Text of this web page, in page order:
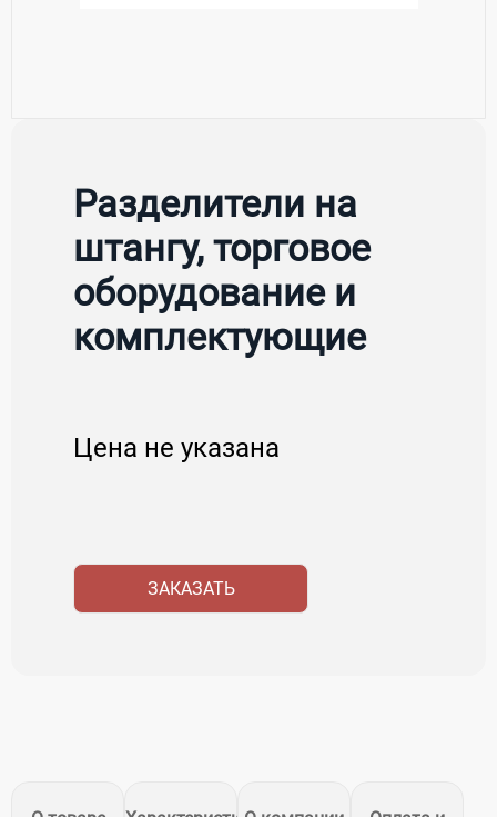
Разделители на
штангу, торговое
оборудование и
комплектующие
Цена не указана
ЗАКАЗАТЬ